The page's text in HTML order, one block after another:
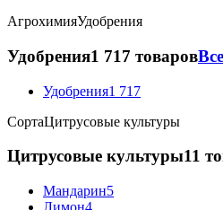
АгрохимияУдобрения
Удобрения1 717 товаров
Удобрения1 717
СортаЦитрусовые культуры
Цитрусовые культуры11
Мандарин5